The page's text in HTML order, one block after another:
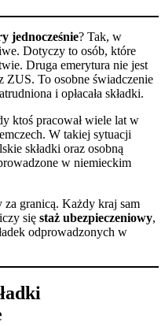
jednocześnie? Tak, w
Dotyczy to osób, które
Druga emerytura nie jest
ZUS. To osobne świadczenie
i opłacała składki.
ktoś pracował wiele lat w
W takiej sytuacji
składki oraz osobną
w niemieckim
granicą. Każdy kraj sam
się staż ubezpieczeniowy,
odprowadzonych w